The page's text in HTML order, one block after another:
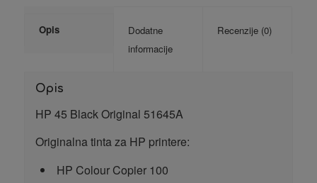
Opis
Dodatne
informacije
Recenzije (0)
Opis
HP 45 Black Original 51645A
Originalna tinta za HP printere:
HP Colour Copier 100